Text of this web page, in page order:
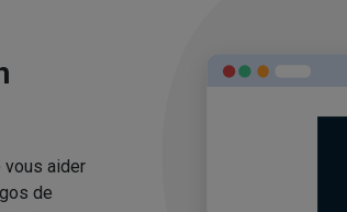
vous aider
de